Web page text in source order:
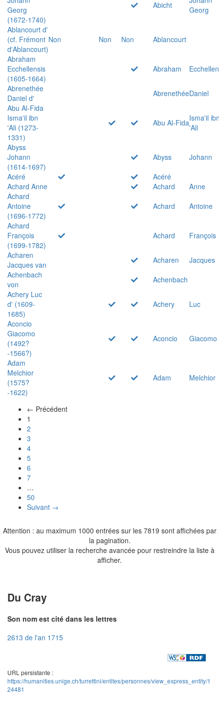
Georg
(1672-1740)
Abicht
Georg
Ablancourt d'
(cf. Frémont
d'Ablancourt)
Non Non Non
Ablancourt
Abraham
Ecchellensis
(1605-1664)
Abraham
Abrenethée
Daniel d'
AbrenethéeDaniel
Abu Al-Fida
Isma'il ibn
'Ali (1273-
1331)
Abu Al-FidaIsma'il
'Ali
Abyss
Johann
(1614-1697)
Abyss
Johann
Acéré
Acéré
Achard Anne
Achard
Anne
Achard
Antoine
(1696-1772)
Achard
Antoine
Achard
François
(1699-1782)
Achard
François
Acharen
Jacques van
Acharen
Jacques
Achenbach
von
Achenbach
Achery Luc
d' (1609-
1685)
Achery
Luc
Aconcio
Giacomo
(1492?
-1566?)
Aconcio Giacomo
Adam
Melchior
(1575?
-1622)
Adam Melchior
← Précédent
1
2
3
4
5
6
7
…
50
Suivant →
Attention : au maximum 1000 entrées sur les 7819 sont affichées par
la pagination.
Vous pouvez utiliser la recherche avancée pour restreindre la liste à
afficher.
Du Cray
Son nom est cité dans les lettres
2613 de l'an 1715
URL persistante :
https://humanities.unige.ch/turrettini/entites/personnes/view_express_entity/1
24481